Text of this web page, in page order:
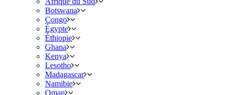
Botswana
Congo
Égypte
Éthiopie
Ghana
Kenya
Lesotho
Madagascar
Namibie
Oman